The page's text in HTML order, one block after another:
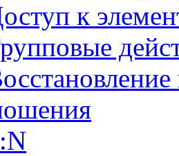
к